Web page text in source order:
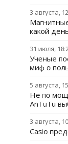
3 августа,
какой
31 июля,
Ученые
миф о
5 августа,
Не по
AnTuTu
3 августа,
Casio